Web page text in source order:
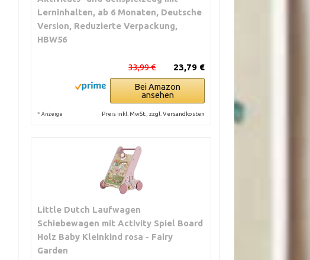
Lerninhalten, ab 6 Monaten, Deutsche
Version, Reduzierte Verpackung,
HBW56
23,79 €
33,99 €
Bei Amazon
ansehen
* Anzeige Preis inkl. MwSt., zzgl. Versandkosten
Little Dutch Laufwagen
Schiebewagen mit Activity Spiel Board
Holz Baby Kleinkind rosa - Fairy
Garden